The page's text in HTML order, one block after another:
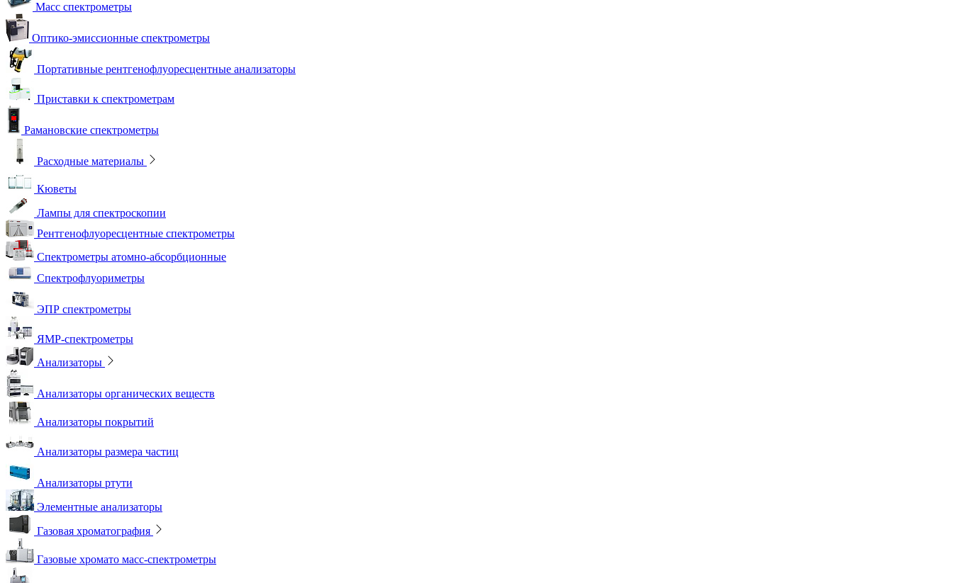
Масс спектрометры
Оптико-эмиссионные спектрометры
Портативные рентгенофлуоресцентные анализаторы
Приставки к спектрометрам
Рамановские спектрометры
Расходные материалы
Кюветы
Лампы для спектроскопии
Рентгенофлуоресцентные спектрометры
Спектрометры атомно-абсорбционные
Спектрофлуориметры
ЭПР спектрометры
ЯМР-спектрометры
Анализаторы
Анализаторы органических веществ
Анализаторы покрытий
Анализаторы размера частиц
Анализаторы ртути
Элементные анализаторы
Газовая хроматография
Газовые хромато масс-спектрометры